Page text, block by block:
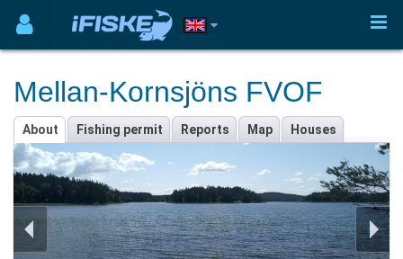
Mellan-Kornsjöns FVOF
About Fishing permit Reports Map Houses